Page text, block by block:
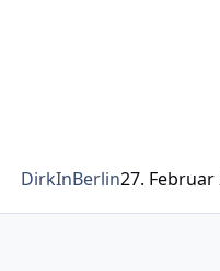
DirkInBerlin27. Februar